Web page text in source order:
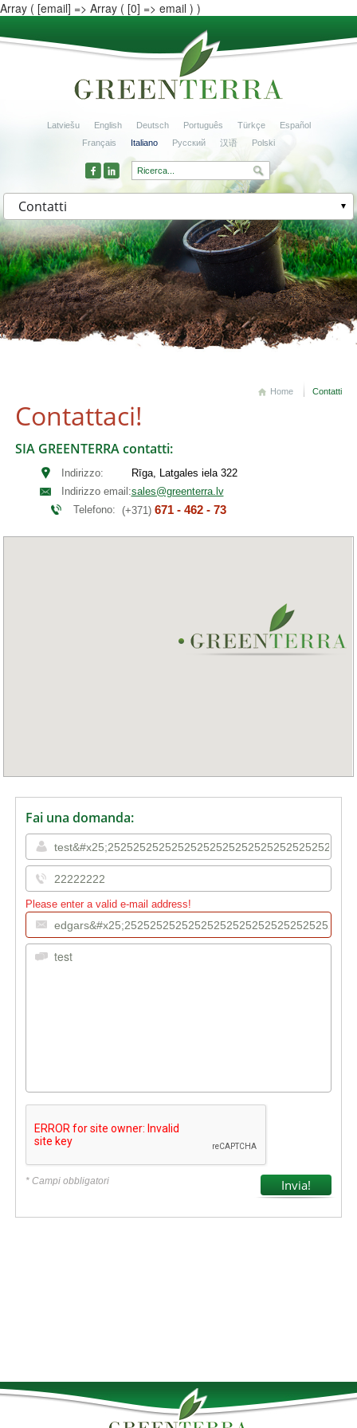
Array ( [email] => Array ( [0] => email ) )
Latviešu English Deutsch Português Türkçe
Español
Français
Italiano Русский 汉语 Polski
Contatti
Home Contatti
Contattaci!
SIA GREENTERRA contatti:
Indirizzo:
Rīga, Latgales iela 322
Indirizzo email:sales@greenterra.lv
Telefono: (+371) 671 - 462 - 73
Fai una domanda:
Please enter a valid e-mail address!
* Campi obbligatori